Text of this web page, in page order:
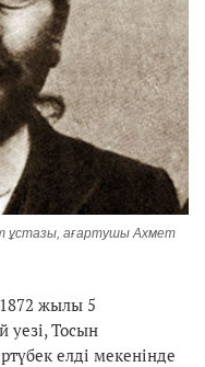
ұстазы, ағартушы Ахмет
жылы 5
уезі, Тосын
елді мекенінде